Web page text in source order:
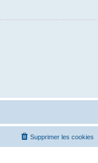
Supprimer les cookies